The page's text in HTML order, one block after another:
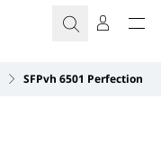
SFPvh 6501 Perfection